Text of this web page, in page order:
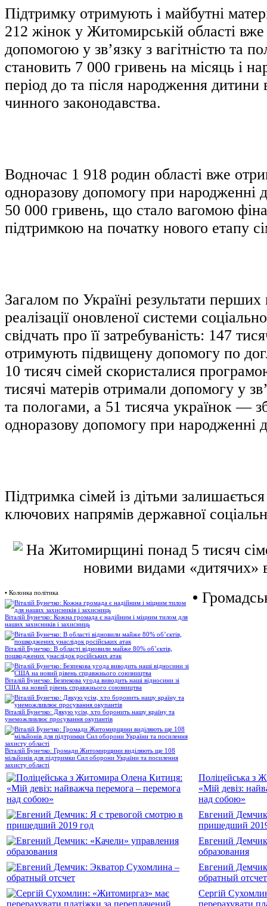
Підтримку отримують і майбутні
212 жінок у Житомирській області
допомогою у зв’язку з вагітністю та
становить 7 000 гривень на місяць і
період до та після народження дитини
чинного законодавства.
Водночас 1 918 родин області вже
одноразову допомогу при народженні
50 000 гривень, що стало вагомою
підтримкою на початку нового етапу
Загалом по Україні результати перших
реалізації оновленої системи
свідчать про її затребуваність: 147
отримують підвищену допомогу по
10 тисяч сімей скористалися
тисячі матерів отримали допомогу у
та пологами, а 51 тисяча українок —
одноразову допомогу при народженні
Підтримка сімей із дітьми
ключових напрямів державної
• Колонка політика
Віталій Бунечко: Кожна громада є надійним і міцним тилом для
наших захисників і захисниць
Віталій Бунечко: В області відновили майже 80% об’єктів,
пошкоджених унаслідок російських атак
Віталій Бунечко: Безпекова угода виводить наші відносини зі
США на новий рівень справжнього союзництва
Віталій Бунечко: Дякую усім, хто боронить нашу країну та
унеможливлює просування окупантів
Віталій Бунечко: Громади Житомирщини виділяють ще 108
мільйонів для підтримки Сил оборони України та посилення
захисту області
•
Поліцейська з
«Мій девіз:
над собою»
Евгений
пришедший
Евгений
образования
Евгений
обратный отсчет
Сергій